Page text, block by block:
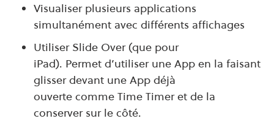
Visualiser plusieurs applications
simultanément avec différents affichages
Utiliser Slide Over (que pour
iPad). Permet d’utiliser une App en la faisant
glisser devant une App déjà
ouverte comme Time Timer et de la
conserver sur le côté.